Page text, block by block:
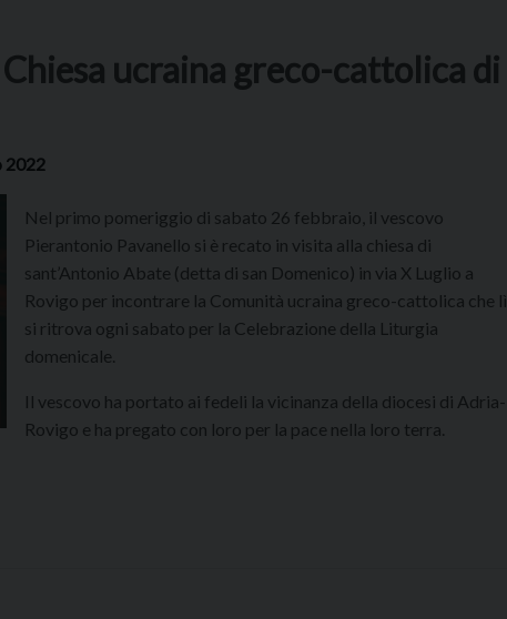
ucraina greco-cattolica di
2022
Nel primo pomeriggio di sabato 26 febbraio, il vescovo
Pierantonio Pavanello si è recato in visita alla chiesa di
sant’Antonio Abate (detta di san Domenico) in via X Luglio a
Rovigo per incontrare la Comunità ucraina greco-cattolica che lì
si ritrova ogni sabato per la Celebrazione della Liturgia
domenicale.
Il vescovo ha portato ai fedeli la vicinanza della diocesi di Adria-
Rovigo e ha pregato con loro per la pace nella loro terra.